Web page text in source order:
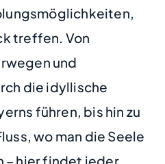
treffen. Von
und
die idyllische
führen, bis hin zu
wo man die Seele
– hier findet jeder